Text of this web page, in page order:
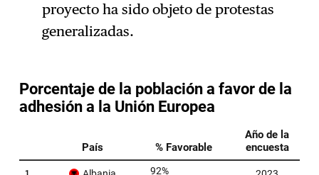
proyecto ha sido objeto de protestas
generalizadas.